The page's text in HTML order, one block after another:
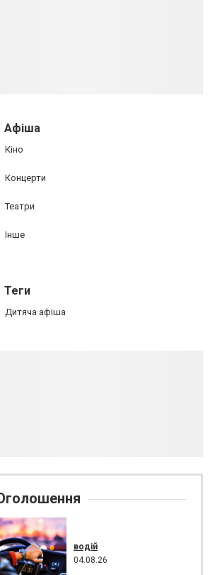
Афіша
Кіно
Концерти
Театри
Інше
Теги
Дитяча афіша
водій
04.08.26